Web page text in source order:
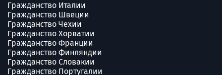
Гражданство Италии
Гражданство Швеции
Гражданство Чехии
Гражданство Хорватии
Гражданство Франции
Гражданство Финляндии
Гражданство Словакии
Гражданство Португалии